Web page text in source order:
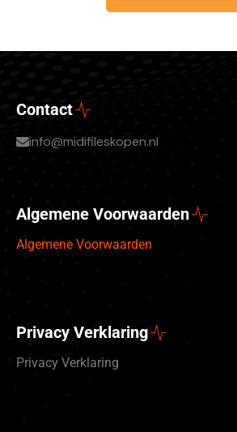
Contact
info@midifileskopen.nl
Algemene Voorwaarden
Algemene Voorwaarden
Privacy Verklaring
Privacy Verklaring